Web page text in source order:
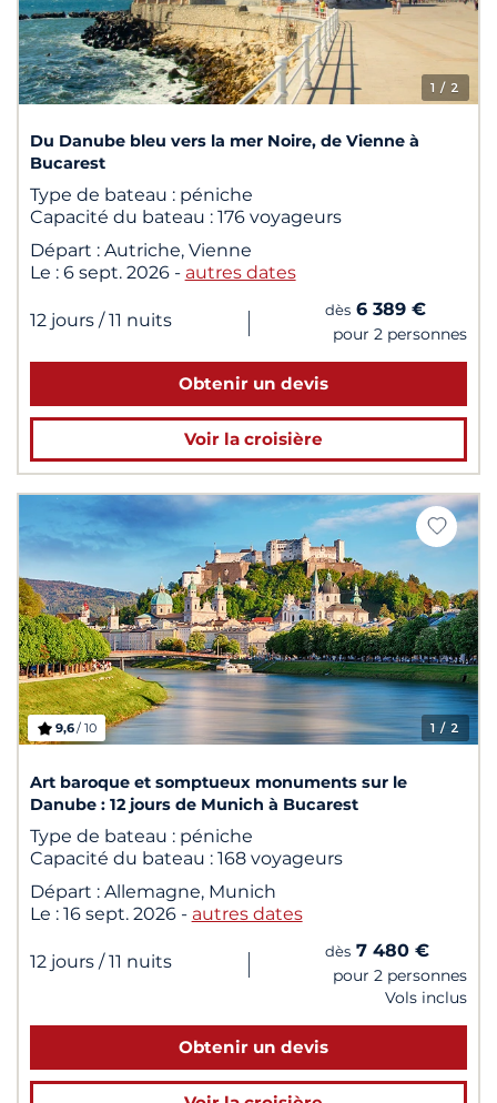
1 / 2
Du Danube bleu vers la mer Noire, de Vienne à
Bucarest
Type de bateau : péniche
Capacité du bateau : 176 voyageurs
Départ : Autriche, Vienne
Le : 6 sept. 2026 - autres dates
12 jours / 11 nuits | dès 6 389 €
pour 2 personnes
Obtenir un devis
Voir la croisière
1 / 2
9,6/ 10
Art baroque et somptueux monuments sur le
Danube : 12 jours de Munich à Bucarest
Type de bateau : péniche
Capacité du bateau : 168 voyageurs
Départ : Allemagne, Munich
Le : 16 sept. 2026 - autres dates
12 jours / 11 nuits | dès 7 480 €
pour 2 personnes
Vols inclus
Obtenir un devis